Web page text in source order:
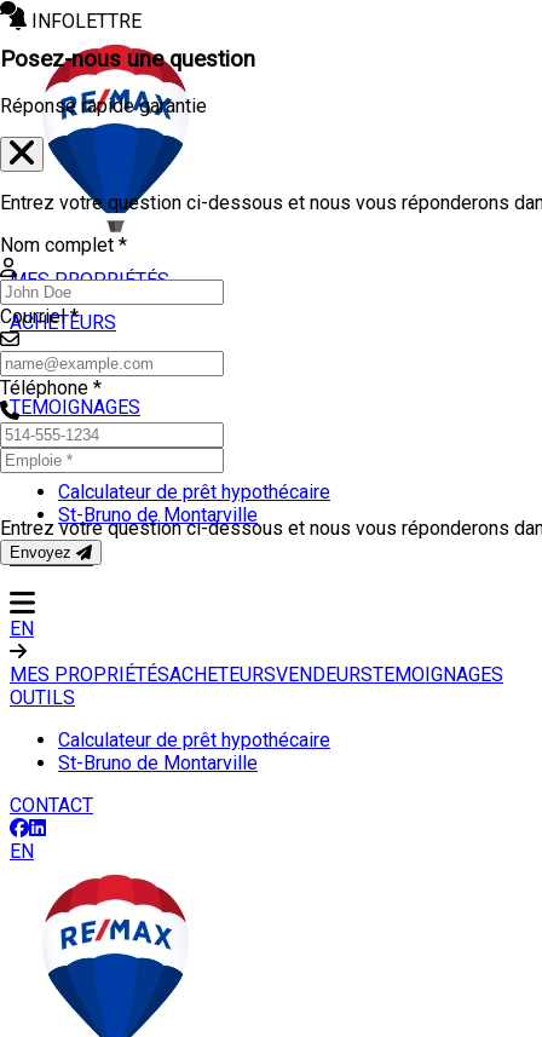
INFOLETTRE
MES PROPRIÉTÉS
ACHETEURS
VENDEURS
TEMOIGNAGES
OUTILS
Calculateur de prêt hypothécaire
St-Bruno de Montarville
CONTACT
EN
MES PROPRIÉTÉSACHETEURSVENDEURSTEMOIGNAGES
OUTILS
Calculateur de prêt hypothécaire
St-Bruno de Montarville
CONTACT
EN
Posez-nous une question
Réponse rapide garantie
Entrez votre question ci-dessous et nous vous réponderons
Nom complet *
Courriel *
Téléphone *
Entrez votre question ci-dessous et nous vous réponderons
Envoyez